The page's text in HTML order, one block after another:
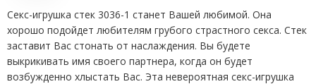
Секс-игрушка стек 3036-1 станет Вашей любимой. Она
хорошо подойдет любителям грубого страстного секса. Стек
заставит Вас стонать от наслаждения. Вы будете
выкрикивать имя своего партнера, когда он будет
возбужденно хлыстать Вас. Эта невероятная секс-игрушка